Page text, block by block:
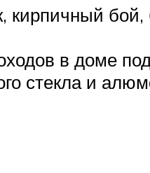
в доме
стекла и